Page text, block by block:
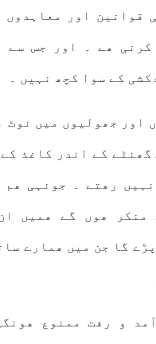
قوانین اور
کرنی ھے ۔ اور جس سے
کے سوا کچھ نہیں ۔
اور جھولیوں میں نوٹ
گھنٹے کے اندر کاغذ
رھتے ۔ جونہی ھم
منکر ھوں گے ھمیں
گا جن میں ھمارے
و رفت ممنوع